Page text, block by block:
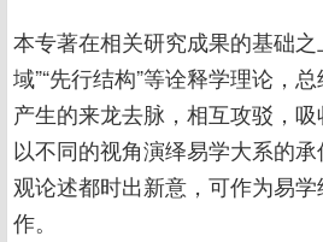
本专著在相关研究成果的基础
域”“先行结构”等诠释学理论，
产生的来龙去脉，相互攻驳，吸
以不同的视角演绎易学大系的
观论述都时出新意，可作为易
作。